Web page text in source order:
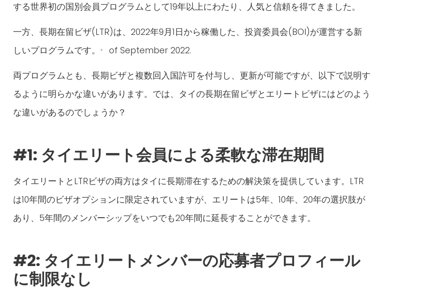
する世界初の国別会員プログラムとして19年以上にわたり、人気と信頼を得てきました。
一方、長期在留ビザ(LTR)は、2022年9月1日から稼働した、投資委員会(BOI)が運営する新
しいプログラムです。
。 of September 2022.
両プログラムとも、長期ビザと複数回入国許可を付与し、更新が可能ですが、以下で説明す
るように明らかな違いがあります。では、タイの長期在留ビザとエリートビザにはどのよう
な違いがあるのでしょうか？
#1: タイエリート会員による柔軟な滞在期間
タイエリートとLTRビザの両方はタイに長期滞在するための解決策を提供しています。LTR
は10年間のビザオプションに限定されていますが、エリートは5年、10年、20年の選択肢が
あり、5年間のメンバーシップをいつでも20年間に延長することができます。
#2: タイエリートメンバーの応募者プロフィール
に制限なし